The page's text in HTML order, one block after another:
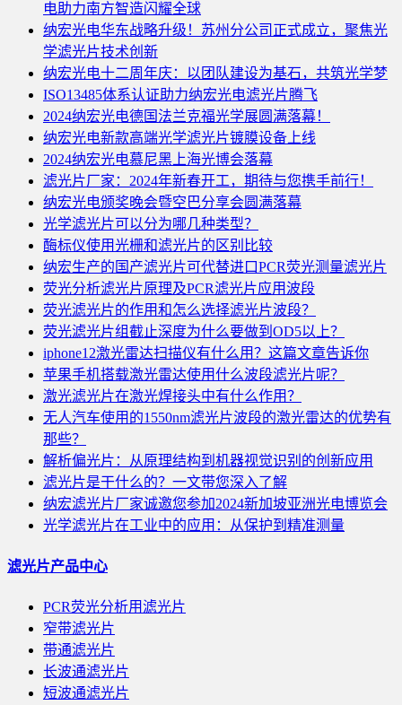
电助力南方智造闪耀全球
纳宏光电华东战略升级！苏州分公司正式成立，聚焦光
学滤光片技术创新
纳宏光电十二周年庆：以团队建设为基石，共筑光学梦
ISO13485体系认证助力纳宏光电滤光片腾飞
2024纳宏光电德国法兰克福光学展圆满落幕！
纳宏光电新款高端光学滤光片镀膜设备上线
2024纳宏光电慕尼黑上海光博会落幕
滤光片厂家：2024年新春开工，期待与您携手前行！
纳宏光电颁奖晚会暨空巴分享会圆满落幕
光学滤光片可以分为哪几种类型？
酶标仪使用光栅和滤光片的区别比较
纳宏生产的国产滤光片可代替进口PCR荧光测量滤光片
荧光分析滤光片原理及PCR滤光片应用波段
荧光滤光片的作用和怎么选择滤光片波段？
荧光滤光片组截止深度为什么要做到OD5以上？
iphone12激光雷达扫描仪有什么用？这篇文章告诉你
苹果手机搭载激光雷达使用什么波段滤光片呢？
激光滤光片在激光焊接头中有什么作用？
无人汽车使用的1550nm滤光片波段的激光雷达的优势有
那些？
解析偏光片：从原理结构到机器视觉识别的创新应用
滤光片是干什么的？一文带您深入了解
纳宏滤光片厂家诚邀您参加2024新加坡亚洲光电博览会
光学滤光片在工业中的应用：从保护到精准测量
滤光片产品中心
PCR荧光分析用滤光片
窄带滤光片
带通滤光片
长波通滤光片
短波通滤光片